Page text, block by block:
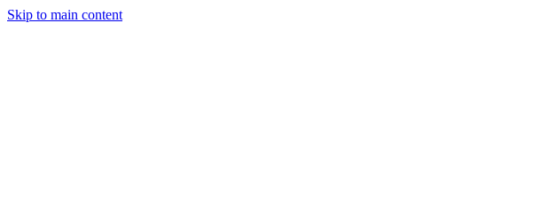
Skip to main content